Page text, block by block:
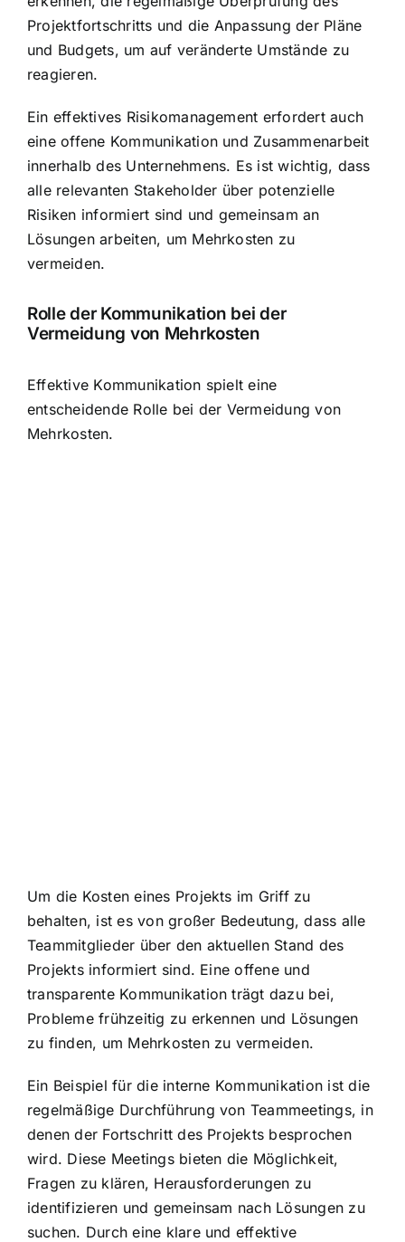
Projektfortschritts und die Anpassung der Pläne
und Budgets, um auf veränderte Umstände zu
reagieren.
Ein effektives Risikomanagement erfordert auch
eine offene Kommunikation und Zusammenarbeit
innerhalb des Unternehmens. Es ist wichtig, dass
alle relevanten Stakeholder über potenzielle
Risiken informiert sind und gemeinsam an
Lösungen arbeiten, um Mehrkosten zu
vermeiden.
Rolle der Kommunikation bei der
Vermeidung von Mehrkosten
Effektive Kommunikation spielt eine
entscheidende Rolle bei der Vermeidung von
Mehrkosten.
Um die Kosten eines Projekts im Griff zu
behalten, ist es von großer Bedeutung, dass alle
Teammitglieder über den aktuellen Stand des
Projekts informiert sind. Eine offene und
transparente Kommunikation trägt dazu bei,
Probleme frühzeitig zu erkennen und Lösungen
zu finden, um Mehrkosten zu vermeiden.
Ein Beispiel für die interne Kommunikation ist die
regelmäßige Durchführung von Teammeetings, in
denen der Fortschritt des Projekts besprochen
wird. Diese Meetings bieten die Möglichkeit,
Fragen zu klären, Herausforderungen zu
identifizieren und gemeinsam nach Lösungen zu
suchen. Durch eine klare und effektive